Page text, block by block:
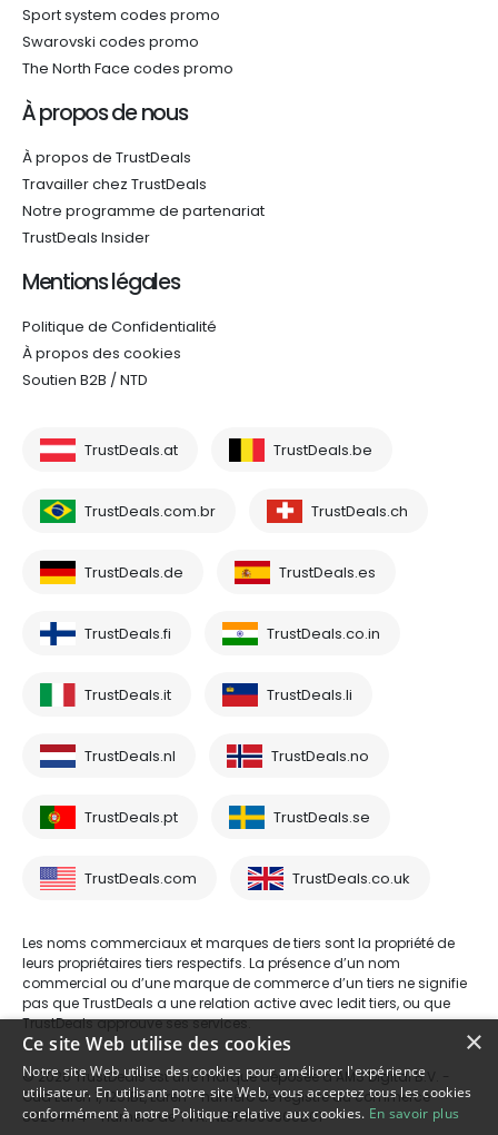
Sport system codes promo
Swarovski codes promo
The North Face codes promo
À propos de nous
À propos de TrustDeals
Travailler chez TrustDeals
Notre programme de partenariat
TrustDeals Insider
Mentions légales
Politique de Confidentialité
À propos des cookies
Soutien B2B / NTD
TrustDeals.at TrustDeals.be
TrustDeals.com.br TrustDeals.ch
TrustDeals.de TrustDeals.es
TrustDeals.fi TrustDeals.co.in
TrustDeals.it TrustDeals.li
TrustDeals.nl TrustDeals.no
TrustDeals.pt TrustDeals.se
TrustDeals.com TrustDeals.co.uk
Les noms commerciaux et marques de tiers sont la propriété de
leurs propriétaires tiers respectifs. La présence d’un nom
commercial ou d’une marque de commerce d’un tiers ne signifie
pas que TrustDeals a une relation active avec ledit tiers, ou que
TrustDeals approuve ses services.
© 2026 TrustDeals est une marque déposée d’AMS Digital B.V. -
Oud Laren 1, 1251BL, Laren - numéro de registre du commerce
80264174 - numéro de TVA: NL861609360B01
×
Ce site Web utilise des cookies
Notre site Web utilise des cookies pour améliorer l'expérience
utilisateur. En utilisant notre site Web, vous acceptez tous les cookies
conformément à notre Politique relative aux cookies. En savoir plus